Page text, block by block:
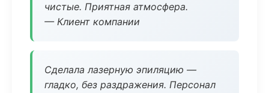
чистые. Приятная атмосфера.
— Клиент компании
Сделала лазерную эпиляцию —
гладко, без раздражения. Персонал